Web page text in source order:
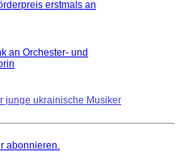
abonnieren.